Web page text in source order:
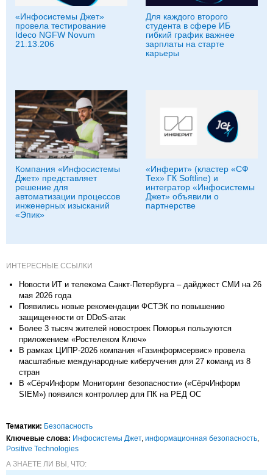
«Инфосистемы Джет»
провела тестирование
Ideco NGFW Novum
21.13.206
Для каждого второго
студента в сфере ИБ
гибкий график важнее
зарплаты на старте
карьеры
Компания «Инфосистемы
Джет» представляет
решение для
автоматизации процессов
инженерных изысканий
«Эпик»
«Инферит» (кластер «СФ
Тех» ГК Softline) и
интегратор «Инфосистемы
Джет» объявили о
партнерстве
ИНТЕРЕСНЫЕ ССЫЛКИ
Новости ИТ и телекома Санкт-Петербурга – дайджест СМИ на 26
мая 2026 года
Появились новые рекомендации ФСТЭК по повышению
защищенности от DDoS-атак
Более 3 тысяч жителей новостроек Поморья пользуются
приложением «Ростелеком Ключ»
В рамках ЦИПР-2026 компания «Газинформсервис» провела
масштабные международные киберучения для 27 команд из 8
стран
В «СёрчИнформ Мониторинг безопасности» («СёрчИнформ
SIEM») появился контроллер для ПК на РЕД ОС
Тематики: Безопасность
Ключевые слова: Инфосистемы Джет, информационная безопасность,
Positive Technologies
А ЗНАЕТЕ ЛИ ВЫ, ЧТО: